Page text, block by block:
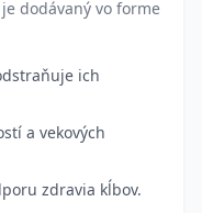
dodávaný vo forme
ich
a vekových
zdravia kĺbov.